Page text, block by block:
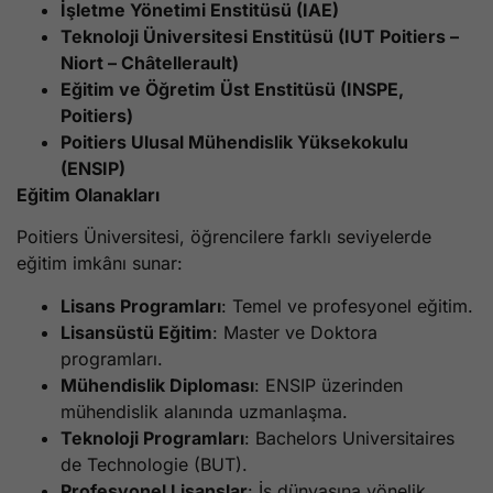
İşletme Yönetimi Enstitüsü (IAE)
Teknoloji Üniversitesi Enstitüsü (IUT Poitiers –
Niort – Châtellerault)
Eğitim ve Öğretim Üst Enstitüsü (INSPE,
Poitiers)
Poitiers Ulusal Mühendislik Yüksekokulu
(ENSIP)
Eğitim Olanakları
Poitiers Üniversitesi, öğrencilere farklı seviyelerde
eğitim imkânı sunar:
Lisans Programları: Temel ve profesyonel eğitim.
Lisansüstü Eğitim: Master ve Doktora
programları.
Mühendislik Diploması: ENSIP üzerinden
mühendislik alanında uzmanlaşma.
Teknoloji Programları: Bachelors Universitaires
de Technologie (BUT).